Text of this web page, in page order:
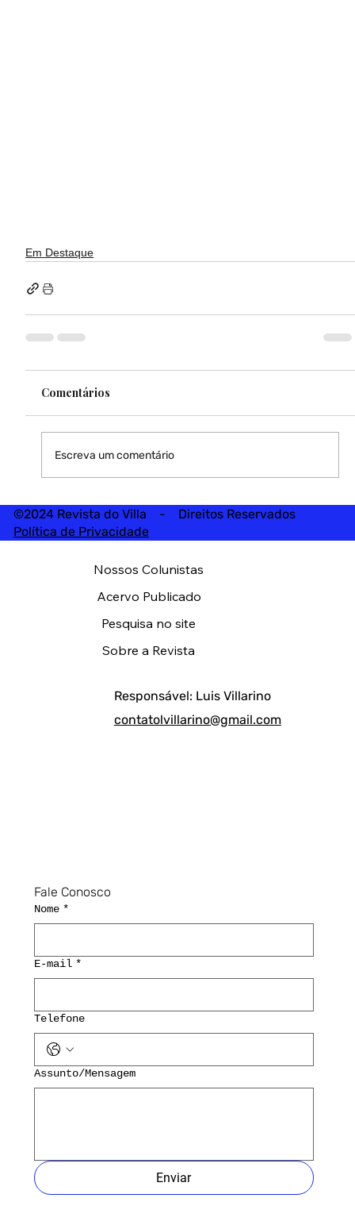
Em Destaque
Comentários
Escreva um comentário
©2024 Revista do Villa - Direitos Reservados
Política de Privacidade
Fale Conosco
Nome *
E-mail *
Telefone
Assunto/Mensagem
Enviar
Responsável: Luis Villarino
contatolvillarino@gmail.com
Nossos Colunistas
Acervo Publicado
Pesquisa no site
Sobre a Revista